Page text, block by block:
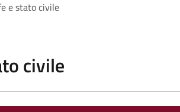
e stato civile
civile